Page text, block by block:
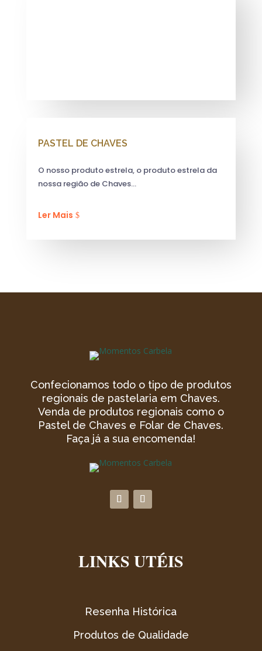
PASTEL DE CHAVES
O nosso produto estrela, o produto estrela da
nossa região de Chaves…
Ler Mais
Confecionamos todo o tipo de produtos
regionais de pastelaria em Chaves.
Venda de produtos regionais como o
Pastel de Chaves e Folar de Chaves.
Faça já a sua encomenda!
LINKS UTÉIS
Resenha Histórica
Produtos de Qualidade